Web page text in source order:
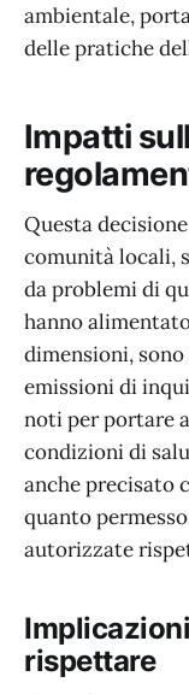
ambientale,
delle pratiche
Impatti
Questa
comunità locali,
da problemi di
hanno
dimensioni,
emissioni di
noti per portare
condizioni di
anche precisato
quanto
autorizzate
rispettare